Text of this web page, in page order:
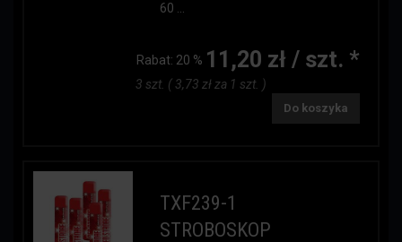
60 ...
Rabat: 20 % 11,20 zł / szt. *
3 szt. ( 3,73 zł za 1 szt. )
Do koszyka
TXF239-1
STROBOSKOP